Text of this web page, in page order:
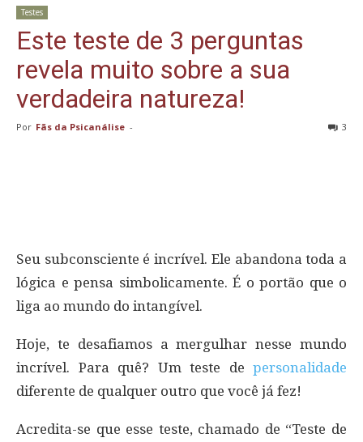
Testes
Este teste de 3 perguntas
revela muito sobre a sua
verdadeira natureza!
Por Fãs da Psicanálise - 3
Seu subconsciente é incrível. Ele abandona toda a
lógica e pensa simbolicamente. É o portão que o
liga ao mundo do intangível.
Hoje, te desafiamos a mergulhar nesse mundo
incrível. Para quê? Um teste de personalidade
diferente de qualquer outro que você já fez!
Acredita-se que esse teste, chamado de “Teste de